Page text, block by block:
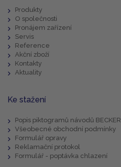
Produkty
O společnosti
Pronájem zařízení
Servis
Reference
Akční zboží
Kontakty
Aktuality
Ke stažení
Popis piktogramů návodů BECKER
Všeobecné obchodní podmínky
Formulář opravy
Reklamační protokol
Formulář - poptávka chlazení